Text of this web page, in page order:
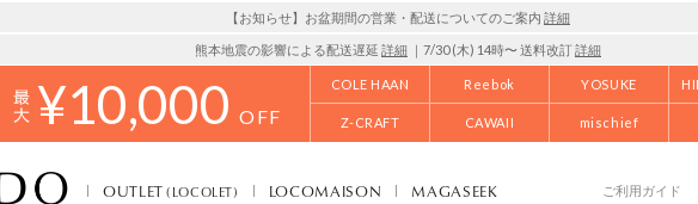
【お知らせ】お盆期間の営業・配送についてのご案内 詳細
熊本地震の影響による配送遅延 詳細 ｜7/30 (木) 14時〜 送料改訂詳細
¥10,000 OFF
COLE HAAN Reebok YOSUKE
Z-CRAFT CAWAII mischief
OUTLET(LOCOLET) LOCOMAISON MAGASEEK ご利用ガイド